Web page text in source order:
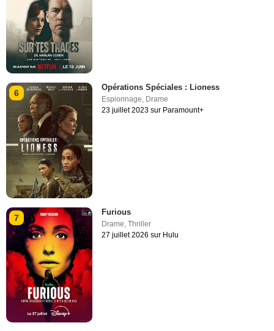
6
Opérations Spéciales : Lioness
Espionnage, Drame
23 juillet 2023 sur Paramount+
7
Furious
Drame ,Thriller
27 juillet 2026 sur Hulu